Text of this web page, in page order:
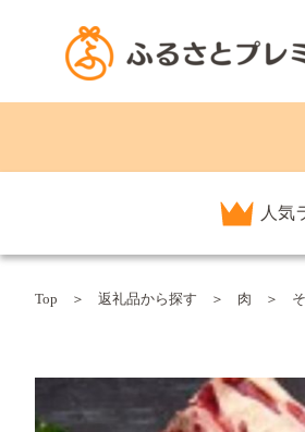
人気
Top 返礼品から探す 肉